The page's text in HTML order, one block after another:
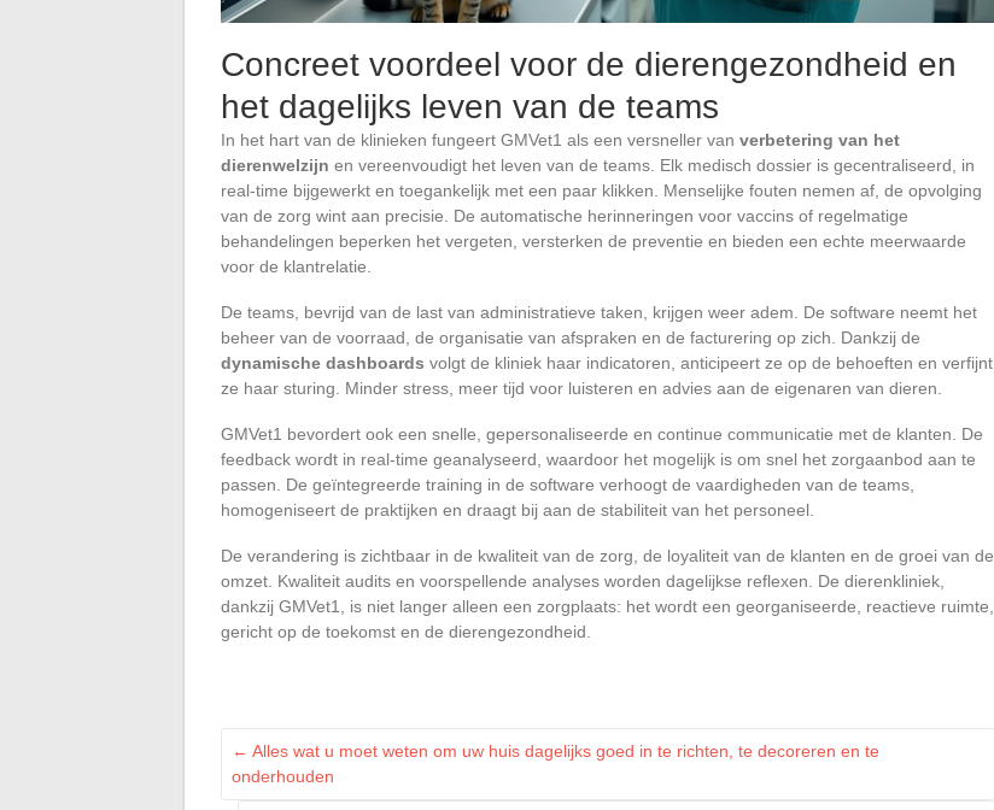
Concreet voordeel voor de dierengezondheid en
het dagelijks leven van de teams
In het hart van de klinieken fungeert GMVet1 als een versneller van verbetering van het
dierenwelzijn en vereenvoudigt het leven van de teams. Elk medisch dossier is gecentraliseerd, in
real-time bijgewerkt en toegankelijk met een paar klikken. Menselijke fouten nemen af, de opvolging
van de zorg wint aan precisie. De automatische herinneringen voor vaccins of regelmatige
behandelingen beperken het vergeten, versterken de preventie en bieden een echte meerwaarde
voor de klantrelatie.
De teams, bevrijd van de last van administratieve taken, krijgen weer adem. De software neemt het
beheer van de voorraad, de organisatie van afspraken en de facturering op zich. Dankzij de
dynamische dashboards volgt de kliniek haar indicatoren, anticipeert ze op de behoeften en verfijnt
ze haar sturing. Minder stress, meer tijd voor luisteren en advies aan de eigenaren van dieren.
GMVet1 bevordert ook een snelle, gepersonaliseerde en continue communicatie met de klanten. De
feedback wordt in real-time geanalyseerd, waardoor het mogelijk is om snel het zorgaanbod aan te
passen. De geïntegreerde training in de software verhoogt de vaardigheden van de teams,
homogeniseert de praktijken en draagt bij aan de stabiliteit van het personeel.
De verandering is zichtbaar in de kwaliteit van de zorg, de loyaliteit van de klanten en de groei van de
omzet. Kwaliteit audits en voorspellende analyses worden dagelijkse reflexen. De dierenkliniek,
dankzij GMVet1, is niet langer alleen een zorgplaats: het wordt een georganiseerde, reactieve ruimte,
gericht op de toekomst en de dierengezondheid.
← Alles wat u moet weten om uw huis dagelijks goed in te richten, te decoreren en te
onderhouden